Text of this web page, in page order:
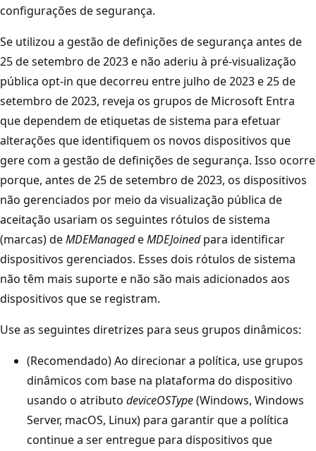
configurações de segurança.
Se utilizou a gestão de definições de segurança antes de
25 de setembro de 2023 e não aderiu à pré-visualização
pública opt-in que decorreu entre julho de 2023 e 25 de
setembro de 2023, reveja os grupos de Microsoft Entra
que dependem de etiquetas de sistema para efetuar
alterações que identifiquem os novos dispositivos que
gere com a gestão de definições de segurança. Isso ocorre
porque, antes de 25 de setembro de 2023, os dispositivos
não gerenciados por meio da visualização pública de
aceitação usariam os seguintes rótulos de sistema
(marcas) deMDEManagedeMDEJoinedpara identificar
dispositivos gerenciados. Esses dois rótulos de sistema
não têm mais suporte e não são mais adicionados aos
dispositivos que se registram.
Use as seguintes diretrizes para seus grupos dinâmicos:
(Recomendado) Ao direcionar a política, use grupos
dinâmicos com base na plataforma do dispositivo
usando o atributo deviceOSType(Windows, Windows
Server, macOS, Linux) para garantir que a política
continue a ser entregue para dispositivos que